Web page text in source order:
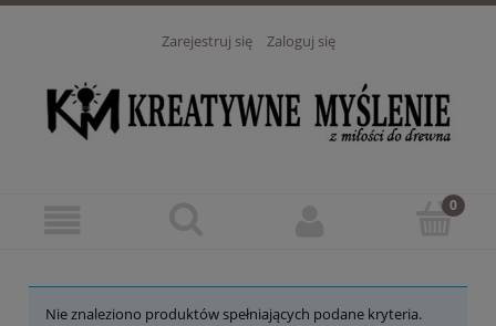
Zarejestruj się Zaloguj się
Nie znaleziono produktów spełniających podane kryteria.